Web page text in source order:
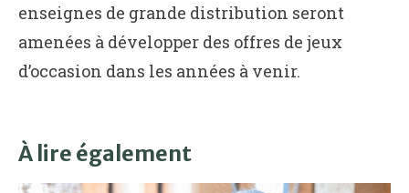
enseignes de grande distribution seront
amenées à développer des offres de jeux
d’occasion dans les années à venir.
À lire également